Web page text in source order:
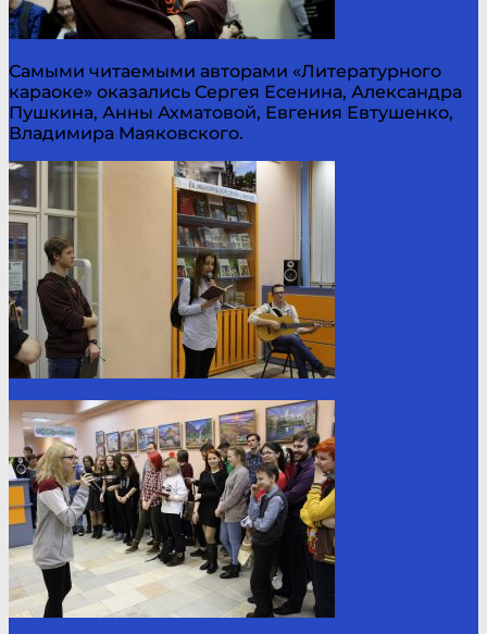
Самыми читаемыми авторами «Литературного
караоке» оказались Сергея Есенина, Александра
Пушкина, Анны Ахматовой, Евгения Евтушенко,
Владимира Маяковского.